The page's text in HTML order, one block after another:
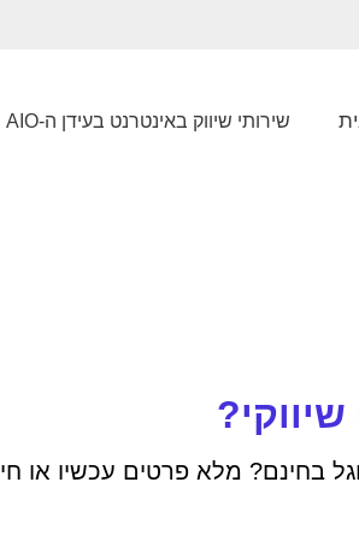
שירותי שיווק באינטרנט בעידן ה-AIO